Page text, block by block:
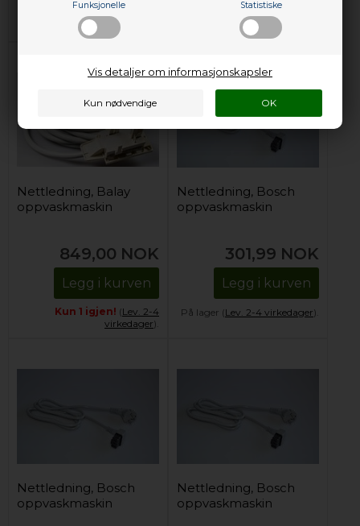
Funksjonelle Statistiske
Vis detaljer om informasjonskapsler
Lev. 2-4 virkedager
Forhåndsbestill
(Lev. 4-6 virkedager.
Nettledning, Balay
oppvaskmaskin
849,00 NOK
Legg i kurven
Kun 1 igjen! (Lev. 2-4
virkedager).
Nettledning, Bosch
oppvaskmaskin
301,99 NOK
Legg i kurven
På lager (Lev. 2-4 virkedager).
Nettledning, Bosch
oppvaskmaskin
Nettledning, Bosch
oppvaskmaskin